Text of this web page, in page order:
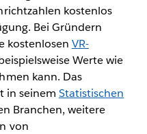
kostenlos
Bei Gründern
kostenlosen VR-
Werte wie
kann. Das
in seinem Statistischen
Branchen, weitere
von